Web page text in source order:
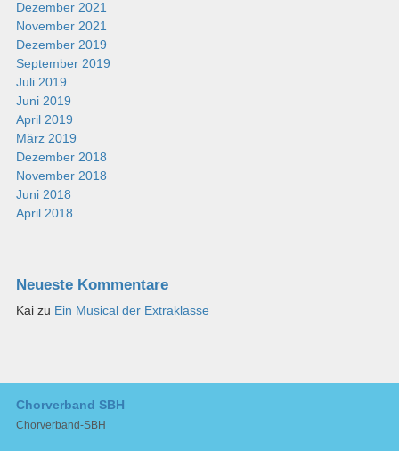
Dezember 2021
November 2021
Dezember 2019
September 2019
Juli 2019
Juni 2019
April 2019
März 2019
Dezember 2018
November 2018
Juni 2018
April 2018
Neueste Kommentare
Kaizu Ein Musical der Extraklasse
Chorverband SBH
Chorverband-SBH